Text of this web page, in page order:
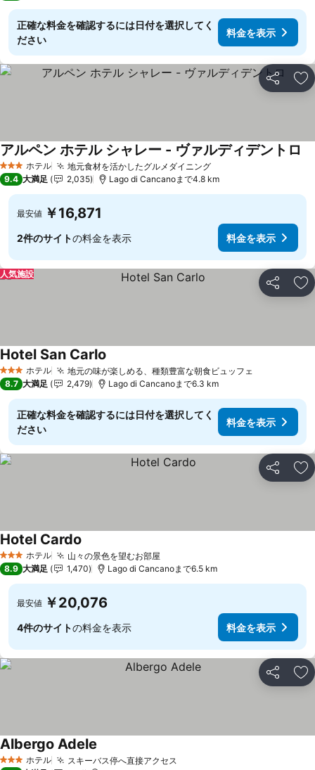
正確な料金を確認するには日付を選択してく
ださい
料金を表示
シェア お
3 ホテルのランク
ホテル 地元食材を活かしたグルメダイニング
アルペン ホテル シャレー - ヴァルディデントロ
9.4 大満足 2,035 Lago di Cancanoまで4.8 km
最安値 ￥16,871
2件のサイトの料金を表示 料金を表示
シェア お
人気施設
3 ホテルのランク
ホテル 地元の味が楽しめる、種類豊富な朝食ビュッフェ
Hotel San Carlo
8.7 大満足 2,479 Lago di Cancanoまで6.3 km
正確な料金を確認するには日付を選択してく
ださい
料金を表示
シェア お
3 ホテルのランク
ホテル 山々の景色を望むお部屋
Hotel Cardo
8.9 大満足 1,470 Lago di Cancanoまで6.5 km
最安値 ￥20,076
4件のサイトの料金を表示 料金を表示
シェア お
3 ホテルのランク
ホテル スキーバス停へ直接アクセス
Albergo Adele